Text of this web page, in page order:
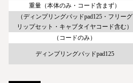
重量（本体のみ・コード含まず）
（ディンプリングパッドpad125・フリーグ
リップセット・キャブタイヤコード含む）
（コードのみ）
ディンプリングパッドpad125